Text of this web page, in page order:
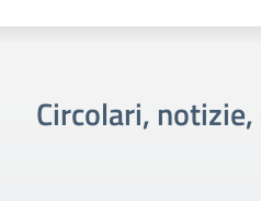
Circolari,